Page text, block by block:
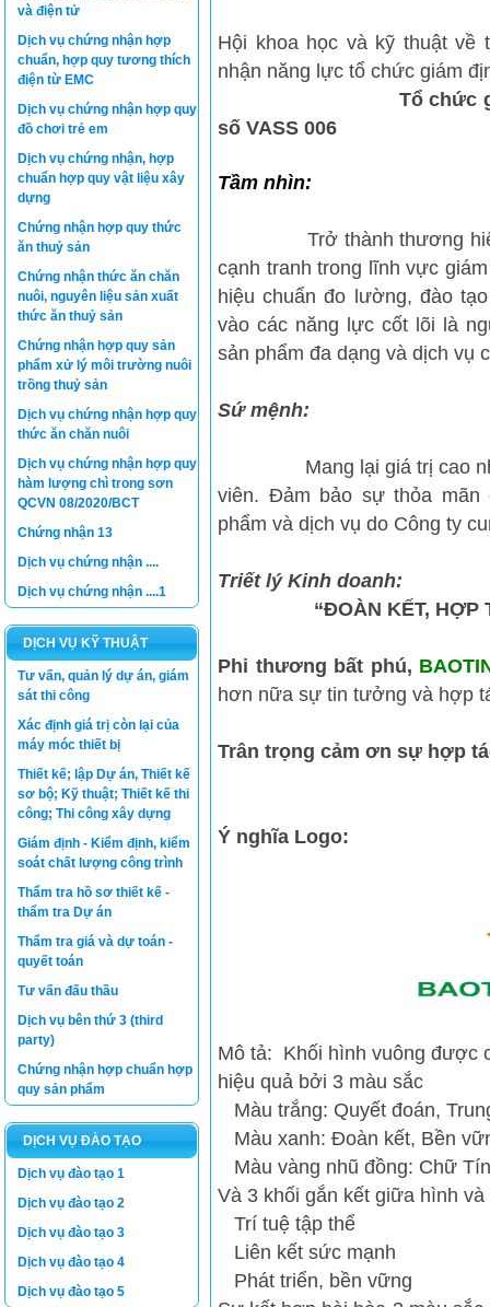
và điện tử
Dịch vụ chứng nhận hợp
chuẩn, hợp quy tương thích
điện từ EMC
Dịch vụ chứng nhận hợp quy
đồ chơi trẻ em
Dịch vụ chứng nhận, hợp
chuẩn hợp quy vật liệu xây
dựng
Chứng nhận hợp quy thức
ăn thuỷ sản
Chứng nhận thức ăn chăn
nuôi, nguyên liệu sản xuất
thức ăn thuỷ sản
Chứng nhận hợp quy sản
phẩm xử lý môi trường nuôi
trồng thuỷ sản
Dịch vụ chứng nhận hợp quy
thức ăn chăn nuôi
Dịch vụ chứng nhận hợp quy
hàm lượng chì trong sơn
QCVN 08/2020/BCT
Chứng nhận 13
Dịch vụ chứng nhận ....
Dịch vụ chứng nhận ....1
DỊCH VỤ KỸ THUẬT
Tư vấn, quản lý dự án, giám
sát thi công
Xác định giá trị còn lại của
máy móc thiết bị
Thiết kế; lập Dự án, Thiết kế
sơ bộ; Kỹ thuật; Thiết kế thi
công; Thi công xây dựng
Giám định - Kiểm định, kiểm
soát chất lượng công trình
Thẩm tra hồ sơ thiết kế -
thẩm tra Dự án
Thẩm tra giá và dự toán -
quyết toán
Tư vấn đấu thầu
Dịch vụ bên thứ 3 (third
party)
Chứng nhận hợp chuẩn hợp
quy sản phẩm
DỊCH VỤ ĐÀO TẠO
Dịch vụ đào tạo 1
Dịch vụ đào tạo 2
Dịch vụ đào tạo 3
Dịch vụ đào tạo 4
Dịch vụ đào tạo 5
Hội khoa học và kỹ thuật về
nhận năng lực tổ chức giám
Tổ chức giám định
số VASS 006
Tầm nhìn:
Trở thành thương hiệu
cạnh tranh trong lĩnh vực
hiệu chuẩn đo lường, đào
vào các năng lực cốt lõi là
sản phẩm đa dạng và dịch vụ
Sứ mệnh:
Mang lại giá trị cao nhất
viên. Đảm bảo sự thỏa
phẩm và dịch vụ do Công ty
Triết lý Kinh doanh:
“ĐOÀN KẾT, HỢP
Phi thương bất phú,
hơn nữa sự tin tưởng và hợp
Trân trọng cảm ơn sự hợp
Ý nghĩa Logo:
Mô tả: Khối hình vuông được
hiệu quả bởi 3 màu sắc
Màu trắng: Quyết đoán,
Màu xanh: Đoàn kết, Bền
Màu vàng nhũ đồng: Chữ
Và 3 khối gắn kết giữa hình
Trí tuệ tập thể
Liên kết sức mạnh
Phát triển, bền vững